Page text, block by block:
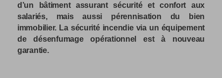
d’un bâtiment assurant sécurité et confort aux
salariés, mais aussi pérennisation du bien
immobilier. La sécurité incendie via un équipement
de désenfumage opérationnel est à nouveau
garantie.